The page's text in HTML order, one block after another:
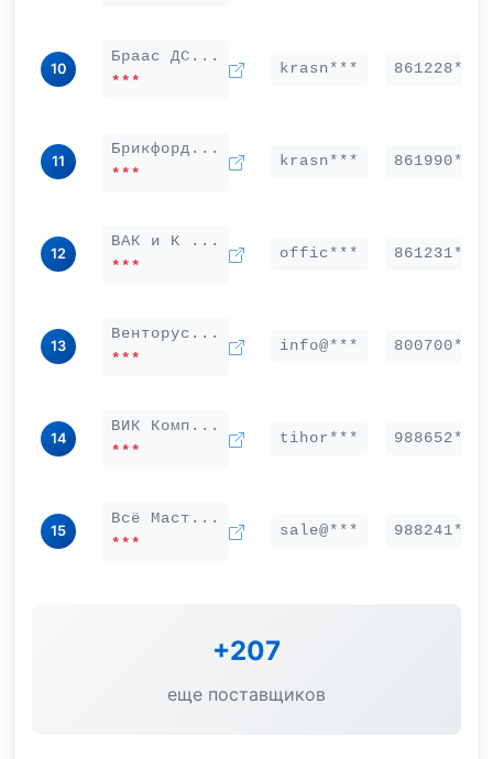
10
Браас ДС...
***
krasn*** 861228***
11
Брикфорд...
***
krasn*** 861990***
12
ВАК и К ...
***
offic*** 861231***
13
Венторус...
***
info@*** 800700***
14
ВИК Комп...
***
tihor*** 988652***
15
Всё Маст...
***
sale@*** 988241***
+207
еще поставщиков